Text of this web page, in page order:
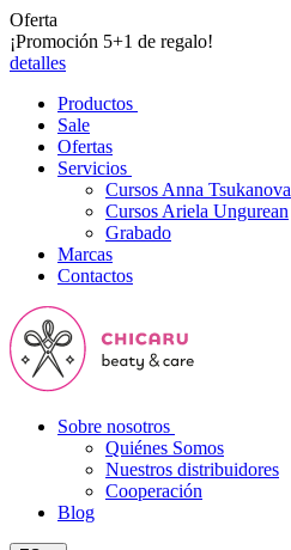
Oferta
¡Promoción 5+1 de regalo!
detalles
Productos
Sale
Ofertas
Servicios
Cursos Anna Tsukanova
Cursos Ariela Ungurean
Grabado
Marcas
Contactos
Sobre nosotros
Quiénes Somos
Nuestros distribuidores
Cooperación
Blog